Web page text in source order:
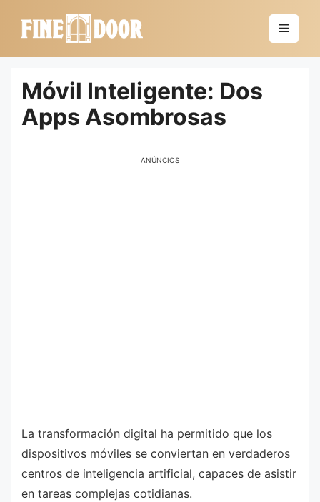
Menú
Móvil Inteligente: Dos
Apps Asombrosas
ANÚNCIOS
La transformación digital ha permitido que los
dispositivos móviles se conviertan en verdaderos
centros de inteligencia artificial, capaces de asistir
en tareas complejas cotidianas.